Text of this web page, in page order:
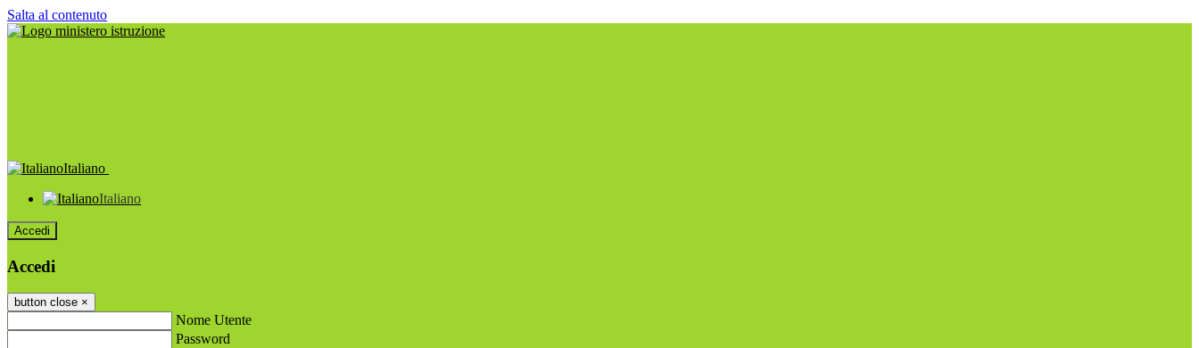
Salta al contenuto
Italiano
Italiano
Accedi
Accedi
button close ×
Nome Utente
Password